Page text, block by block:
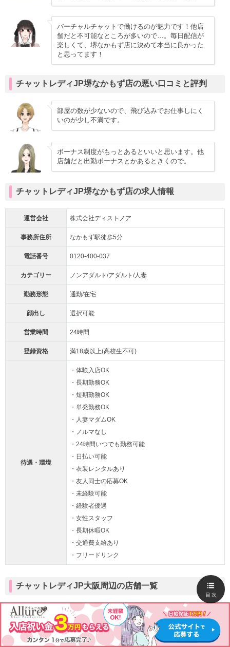
バーチャルチャットで働けるのが魅力です！他店
舗だと不可能なところが多いので…。毎日配信が
楽しくて、堺なかもず店に決めて本当に良かった
と思ってます！
チャットレディJP堺なかもず店の悪い口コミと評判
部屋の数が少ないので、飛び込みでお仕事しにく
いのが少し不満です。
ボーナス制度がもっとあるといいと思います。他
店舗だと出勤ボーナスとかあるときくので。
チャットレディJP堺なかもず店の求人情報
運営会社 株式会社ディストノア
事務所住所 なかもず駅徒歩5分
電話番号 0120-400-037
カテゴリー ノンアダルト/アダルト/人妻
勤務形態 通勤/在宅
顔出し 選択可能
営業時間 24時間
登録資格 満18歳以上(高校生不可)
待遇・環境
・体験入店OK
・長期勤務OK
・短期勤務OK
・単発勤務OK
・人妻マダムOK
・ノルマなし
・24時間いつでも勤務可能
・日払い可能
・衣装レンタルあり
・友人同士の応募OK
・未経験可能
・経験者優遇
・女性スタッフ
・長期休暇OK
・交通費支給あり
・フリードリンク
チャットレディJP大阪周辺の店舗一覧
・堺なかもず店
・梅田店
・心斎橋店
目次